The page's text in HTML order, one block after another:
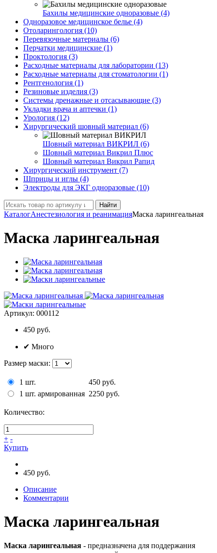
Бахилы медицинские одноразовые (4)
Одноразовое медицинское белье (4)
Отоларингология (10)
Перевязочные материалы (6)
Перчатки медицинские (1)
Проктология (3)
Расходные материалы для лаборатории (13)
Расходные материалы для стоматологии (1)
Рентгенология (1)
Резиновые изделия (3)
Системы дренажные и отсасывающие (3)
Укладки врача и аптечки (1)
Урология (12)
Хирургический шовный материал (6)
Шовный материал ВИКРИЛ (6)
Шовный материал Викрил Плюс
Шовный материал Викрил Рапид
Хирургический инструмент (7)
Шприцы и иглы (4)
Электроды для ЭКГ одноразовые (10)
Найти
КаталогАнестезиология и реанимацияМаска ларингеальная
Маска ларингеальная
Артикул: 000112
450 руб.
✔ Много
Размер маски:
1 шт.
450 руб.
1 шт. армированная 2250 руб.
Количество:
+ -
Купить
450 руб.
Описание
Комментарии
Маска ларингеальная
Маска ларингеальная - предназначена для поддержания